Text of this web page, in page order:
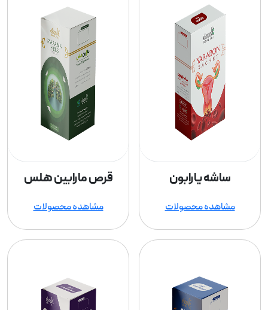
ساشه یارابون
مشاهده محصولات
قرص مارابین هلس
مشاهده محصولات